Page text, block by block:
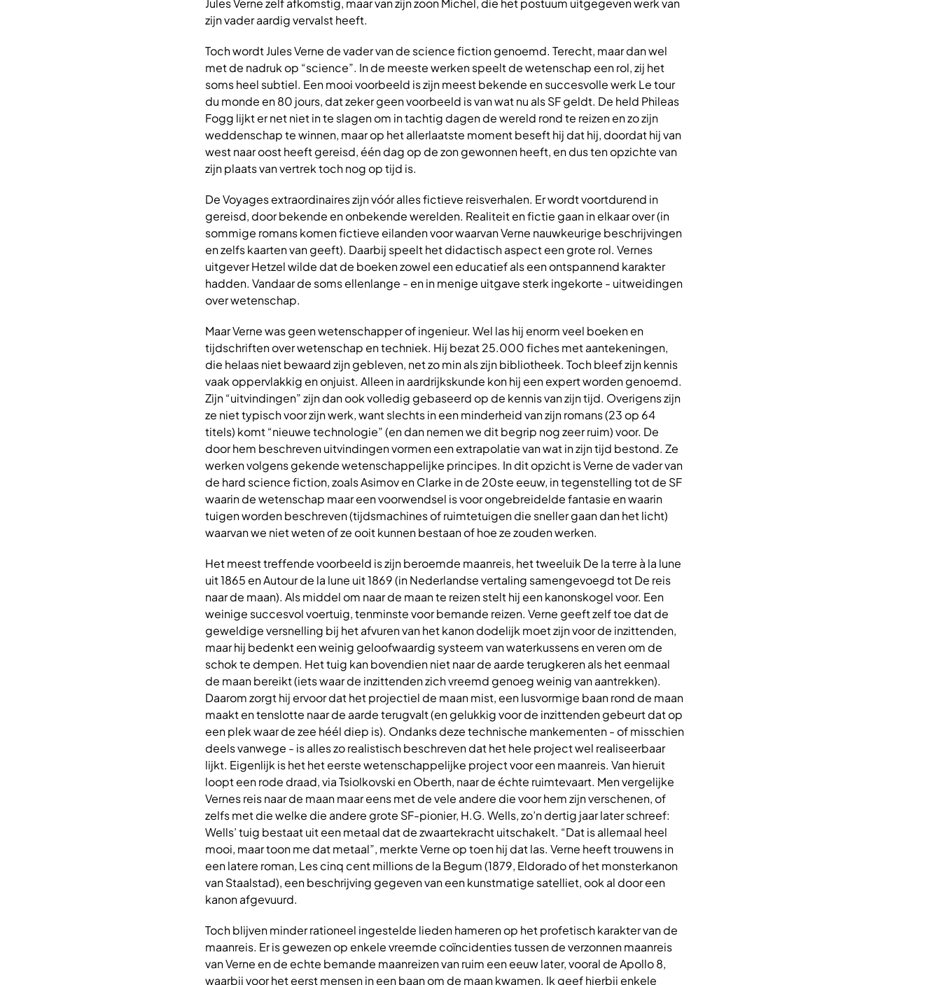
zijn vader aardig vervalst heeft.
Toch wordt Jules Verne de vader van de science fiction genoemd. Terecht, maar dan wel
met de nadruk op “science”. In de meeste werken speelt de wetenschap een rol, zij het
soms heel subtiel. Een mooi voorbeeld is zijn meest bekende en succesvolle werk Le tour
du monde en 80 jours, dat zeker geen voorbeeld is van wat nu als SF geldt. De held Phileas
Fogg lijkt er net niet in te slagen om in tachtig dagen de wereld rond te reizen en zo zijn
weddenschap te winnen, maar op het allerlaatste moment beseft hij dat hij, doordat hij van
west naar oost heeft gereisd, één dag op de zon gewonnen heeft, en dus ten opzichte van
zijn plaats van vertrek toch nog op tijd is.
De Voyages extraordinaires zijn vóór alles fictieve reisverhalen. Er wordt voortdurend in
gereisd, door bekende en onbekende werelden. Realiteit en fictie gaan in elkaar over (in
sommige romans komen fictieve eilanden voor waarvan Verne nauwkeurige beschrijvingen
en zelfs kaarten van geeft). Daarbij speelt het didactisch aspect een grote rol. Vernes
uitgever Hetzel wilde dat de boeken zowel een educatief als een ontspannend karakter
hadden. Vandaar de soms ellenlange - en in menige uitgave sterk ingekorte - uitweidingen
over wetenschap.
Maar Verne was geen wetenschapper of ingenieur. Wel las hij enorm veel boeken en
tijdschriften over wetenschap en techniek. Hij bezat 25.000 fiches met aantekeningen,
die helaas niet bewaard zijn gebleven, net zo min als zijn bibliotheek. Toch bleef zijn kennis
vaak oppervlakkig en onjuist. Alleen in aardrijkskunde kon hij een expert worden genoemd.
Zijn “uitvindingen” zijn dan ook volledig gebaseerd op de kennis van zijn tijd. Overigens zijn
ze niet typisch voor zijn werk, want slechts in een minderheid van zijn romans (23 op 64
titels) komt “nieuwe technologie” (en dan nemen we dit begrip nog zeer ruim) voor. De
door hem beschreven uitvindingen vormen een extrapolatie van wat in zijn tijd bestond. Ze
werken volgens gekende wetenschappelijke principes. In dit opzicht is Verne de vader van
de hard science fiction, zoals Asimov en Clarke in de 20ste eeuw, in tegenstelling tot de SF
waarin de wetenschap maar een voorwendsel is voor ongebreidelde fantasie en waarin
tuigen worden beschreven (tijdsmachines of ruimtetuigen die sneller gaan dan het licht)
waarvan we niet weten of ze ooit kunnen bestaan of hoe ze zouden werken.
Het meest treffende voorbeeld is zijn beroemde maanreis, het tweeluik De la terre à la lune
uit 1865 en Autour de la lune uit 1869 (in Nederlandse vertaling samengevoegd tot De reis
naar de maan). Als middel om naar de maan te reizen stelt hij een kanonskogel voor. Een
weinige succesvol voertuig, tenminste voor bemande reizen. Verne geeft zelf toe dat de
geweldige versnelling bij het afvuren van het kanon dodelijk moet zijn voor de inzittenden,
maar hij bedenkt een weinig geloofwaardig systeem van waterkussens en veren om de
schok te dempen. Het tuig kan bovendien niet naar de aarde terugkeren als het eenmaal
de maan bereikt (iets waar de inzittenden zich vreemd genoeg weinig van aantrekken).
Daarom zorgt hij ervoor dat het projectiel de maan mist, een lusvormige baan rond de maan
maakt en tenslotte naar de aarde terugvalt (en gelukkig voor de inzittenden gebeurt dat op
een plek waar de zee héél diep is). Ondanks deze technische mankementen - of misschien
deels vanwege - is alles zo realistisch beschreven dat het hele project wel realiseerbaar
lijkt. Eigenlijk is het het eerste wetenschappelijke project voor een maanreis. Van hieruit
loopt een rode draad, via Tsiolkovski en Oberth, naar de échte ruimtevaart. Men vergelijke
Vernes reis naar de maan maar eens met de vele andere die voor hem zijn verschenen, of
zelfs met die welke die andere grote SF-pionier, H.G. Wells, zo’n dertig jaar later schreef:
Wells’ tuig bestaat uit een metaal dat de zwaartekracht uitschakelt. “Dat is allemaal heel
mooi, maar toon me dat metaal”, merkte Verne op toen hij dat las. Verne heeft trouwens in
een latere roman, Les cinq cent millions de la Begum (1879, Eldorado of het monsterkanon
van Staalstad), een beschrijving gegeven van een kunstmatige satelliet, ook al door een
kanon afgevuurd.
Toch blijven minder rationeel ingestelde lieden hameren op het profetisch karakter van de
maanreis. Er is gewezen op enkele vreemde coïncidenties tussen de verzonnen maanreis
van Verne en de echte bemande maanreizen van ruim een eeuw later, vooral de Apollo 8,
waarbij voor het eerst mensen in een baan om de maan kwamen. Ik geef hierbij enkele